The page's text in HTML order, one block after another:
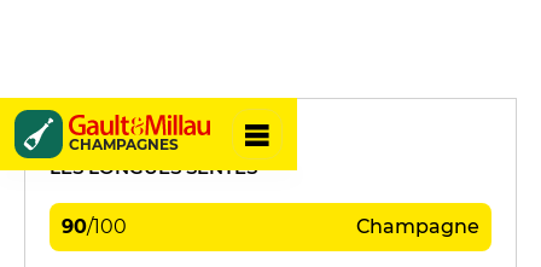
CHAMPAGNES
Émile Leclère
LES LONGUES SENTES
90/100 Champagne